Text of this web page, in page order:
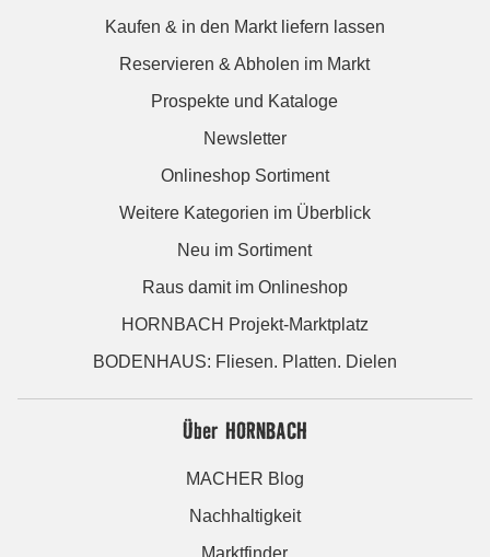
Kaufen & in den Markt liefern lassen
Reservieren & Abholen im Markt
Prospekte und Kataloge
Newsletter
Onlineshop Sortiment
Weitere Kategorien im Überblick
Neu im Sortiment
Raus damit im Onlineshop
HORNBACH Projekt-Marktplatz
BODENHAUS: Fliesen. Platten. Dielen
Über HORNBACH
MACHER Blog
Nachhaltigkeit
Marktfinder